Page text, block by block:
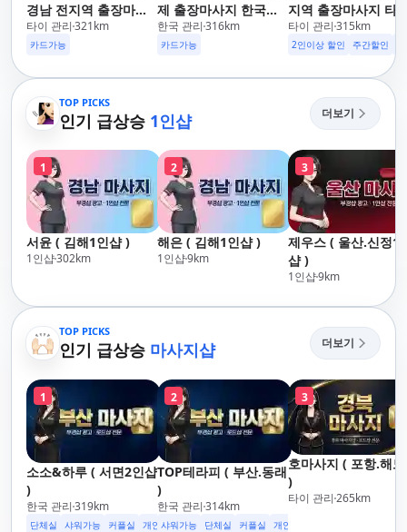
경남 전지역 출장마사
지 24시간 홈타이
타이 관리 321km
카드가능
제 출장마사지 한국인
관리사
한국 관리 316km
카드가능
지역 출장마사지 타
아로마·스웨디시
타이 관리 315km
2인이상 할인 주간할인
TOP PICKS
인기 급상승 1인샵 더보기
1
서윤 ( 김해1인샵 )
1인샵302km
2
해은 ( 김해1인샵 )
1인샵9km
3
제우스 ( 울산.신정1
샵 )
1인샵9km
TOP PICKS
인기 급상승 마사지샵 더보기
1
소소&하루 ( 서면2인샵
)
한국 관리 319km
단체실 샤워가능 커플실 개인실 무료주차 수면가능 24시영업
2
TOP테라피 ( 부산.동래
)
한국 관리 314km
샤워가능 단체실 커플실 개인실
3
호마사지 ( 포항.해
)
타이 관리 265km